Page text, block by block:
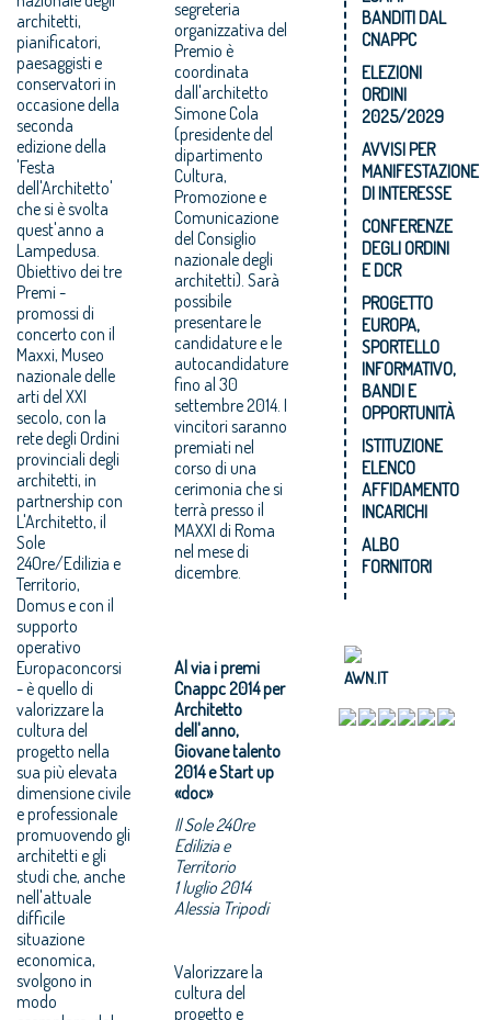
architetti,
pianificatori,
paesaggisti e
conservatori in
occasione della
seconda
edizione della
'Festa
dell'Architetto'
che si è svolta
quest'anno a
Lampedusa.
Obiettivo dei tre
Premi -
promossi di
concerto con il
Maxxi, Museo
nazionale delle
arti del XXI
secolo, con la
rete degli Ordini
provinciali degli
architetti, in
partnership con
L'Architetto, il
Sole
24Ore/Edilizia e
Territorio,
Domus e con il
supporto
operativo
Europaconcorsi
- è quello di
valorizzare la
cultura del
progetto nella
sua più elevata
dimensione civile
e professionale
promuovendo gli
architetti e gli
studi che, anche
nell'attuale
difficile
situazione
economica,
svolgono in
modo
segreteria
organizzativa del
Premio è
coordinata
dall'architetto
Simone Cola
(presidente del
dipartimento
Cultura,
Promozione e
Comunicazione
del Consiglio
nazionale degli
architetti). Sarà
possibile
presentare le
candidature e le
autocandidature
fino al 30
settembre 2014. I
vincitori saranno
premiati nel
corso di una
cerimonia che si
terrà presso il
MAXXI di Roma
nel mese di
dicembre.
Al via i premi
Cnappc 2014 per
Architetto
dell'anno,
Giovane talento
2014 e Start up
«doc»
Il Sole 24Ore
Edilizia e
Territorio
1 luglio 2014
Alessia Tripodi
Valorizzare la
cultura del
progetto e
BANDITI DAL
CNAPPC
ELEZIONI
ORDINI
2025/2029
AVVISI PER
MANIFESTAZIONE
DI INTERESSE
CONFERENZE
DEGLI ORDINI
E DCR
PROGETTO
EUROPA,
SPORTELLO
INFORMATIVO,
BANDI E
OPPORTUNITÀ
ISTITUZIONE
ELENCO
AFFIDAMENTO
INCARICHI
ALBO
FORNITORI
AWN.IT